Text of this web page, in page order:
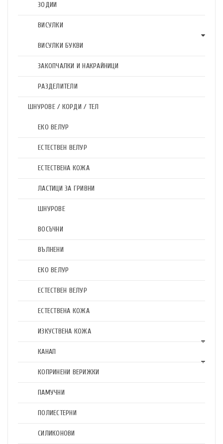
ЗОДИИ
ВИСУЛКИ
ВИСУЛКИ БУКВИ
ЗАКОПЧАЛКИ И НАКРАЙНИЦИ
РАЗДЕЛИТЕЛИ
ШНУРОВЕ / КОРДИ / ТЕЛ
ЕКО ВЕЛУР
ЕСТЕСТВЕН ВЕЛУР
ЕСТЕСТВЕНА КОЖА
ЛАСТИЦИ ЗА ГРИВНИ
ШНУРОВЕ
ВОСЪЧНИ
ВЪЛНЕНИ
ЕКО ВЕЛУР
ЕСТЕСТВЕН ВЕЛУР
ЕСТЕСТВЕНА КОЖА
ИЗКУСТВЕНА КОЖА
КАНАП
КОПРИНЕНИ ВЕРИЖКИ
ПАМУЧНИ
ПОЛИЕСТЕРНИ
СИЛИКОНОВИ